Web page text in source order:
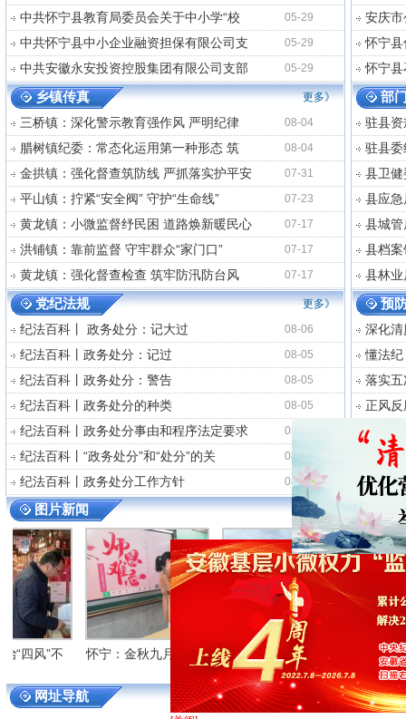
[关闭]
中共怀宁县教育局委员会关于中小学“校 05-29
中共怀宁县中小企业融资担保有限公司支 05-29
中共安徽永安投资控股集团有限公司支部 05-29
安庆
怀宁
怀宁
乡镇传真 更多》
三桥镇：深化警示教育强作风 严明纪律 08-04
腊树镇纪委：常态化运用第一种形态 筑 08-04
金拱镇：强化督查筑防线 严抓落实护平安 07-31
平山镇：拧紧“安全阀” 守护“生命线” 07-23
黄龙镇：小微监督纾民困 道路焕新暖民心 07-17
洪铺镇：靠前监督 守牢群众“家门口” 07-17
黄龙镇：强化督查检查 筑牢防汛防台风 07-17
部
驻县
驻县
县卫
县应急
县城
县档
县林业
党纪法规 更多》
纪法百科丨 政务处分：记大过 08-06
纪法百科丨政务处分：记过 08-05
纪法百科丨政务处分：警告 08-05
纪法百科丨政务处分的种类 08-05
纪法百科丨政务处分事由和程序法定要求 08-04
纪法百科丨“政务处分”和“处分”的关 08-04
纪法百科丨政务处分工作方针 08-04
预
深化
懂法
落实
正风反
扯下公
正风
爱廉
图片新闻
不
廉
怀宁：金秋九月 师恩
难忘
怀宁：发现劳动美 致
敬劳动者
怀宁：读书正
负好时光
网址导航